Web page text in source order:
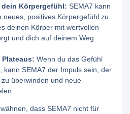
Körpergefühl: SEMA7 kann
neues, positives Körpergefühl zu
deinen Körper mit wertvollen
und dich auf deinem Weg
Wenn du das Gefühl
kann SEMA7 der Impuls sein, der
überwinden und neue
dass SEMA7 nicht für